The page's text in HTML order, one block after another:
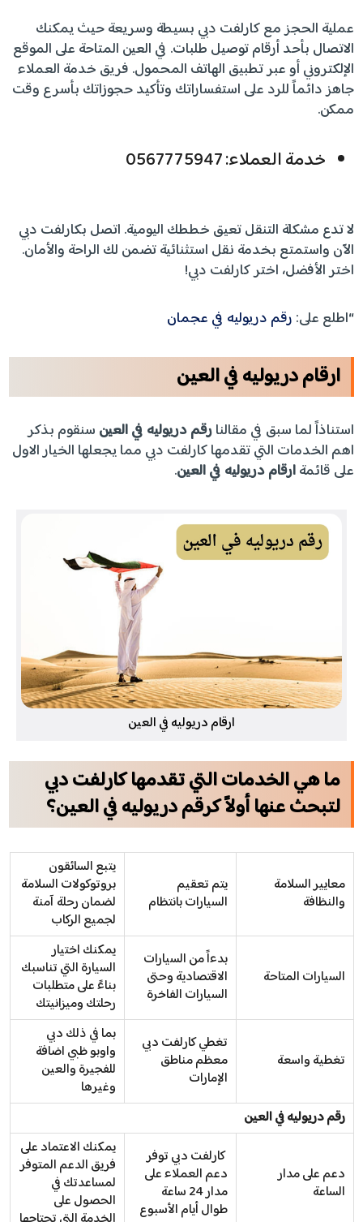
عملية الحجز مع كارلفت دبي بسيطة وسريعة حيث يمكنك
الاتصال بأحد أرقام توصيل طلبات. في العين المتاحة على الموقع
الإلكتروني أو عبر تطبيق الهاتف المحمول. فريق خدمة العملاء
جاهز دائماً للرد على استفساراتك وتأكيد حجوزاتك بأسرع وقت
ممكن.
خدمة العملاء: 0567775947
لا تدع مشكلة التنقل تعيق خططك اليومية. اتصل بكارلفت دبي
الآن واستمتع بخدمة نقل استثنائية تضمن لك الراحة والأمان.
اختر الأفضل، اختر كارلفت دبي!
“اطلع على: رقم دريوليه في عجمان
ارقام دريوليه في العين
استناذاً لما سبق في مقالنارقم دريوليه في العين سنقوم بذكر
اهم الخدمات التي تقدمها كارلفت دبي مما يجعلها الخيار الاول
على قائمةارقام دريوليه في العين.
ارقام دريوليه في العين
ما هي الخدمات التي تقدمها كارلفت دبي
لتبحث عنها أولاً كرقم دريوليه في العين؟
معايير السلامة
والنظافة
يتم تعقيم
السيارات بانتظام
يتبع السائقون
بروتوكولات السلامة
لضمان رحلة آمنة
لجميع الركاب
السيارات المتاحة
بدءاً من السيارات
الاقتصادية وحتى
السيارات الفاخرة
يمكنك اختيار
السيارة التي تناسبك
بناءً على متطلبات
رحلتك وميزانيتك
تغطية واسعة
تغطي كارلفت دبي
معظم مناطق
الإمارات
بما في ذلك دبي
واوبو ظبي اضافة
للفجيرة والعين
وغيرها
رقم دريوليه في العين
دعم على مدار
الساعة
كارلفت دبي توفر
دعم العملاء على
مدار 24 ساعة
طوال أيام الأسبوع
يمكنك الاعتماد على
فريق الدعم المتوفر
لمساعدتك في
الحصول على